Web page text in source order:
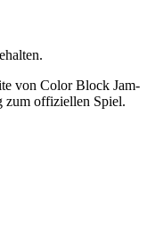
von Color Block Jam-
zum offiziellen Spiel.